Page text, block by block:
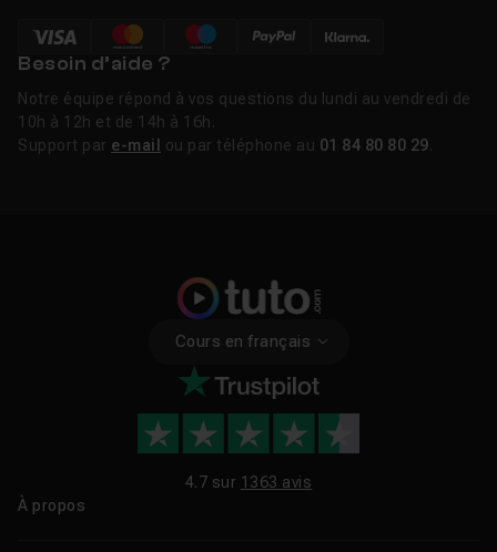
Besoin d’aide ?
Notre équipe répond à vos questions du lundi au vendredi de
10h à 12h et de 14h à 16h.
Support par e-mail ou par téléphone au 01 84 80 80 29
Cours en français
4.7 sur 1363 avis
À propos